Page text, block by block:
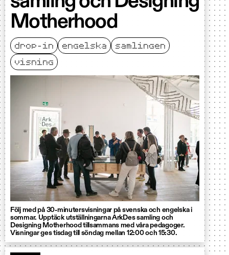
Motherhood
drop-in engelska
samlingen
visning
Följ med på 30-minutersvisningar på svenska och engelska i
sommar. Upptäck utställningarna ArkDes samling och
Designing Motherhood tillsammans med våra pedagoger.
Visningar ges tisdag till söndag mellan 12:00 och 15:30.